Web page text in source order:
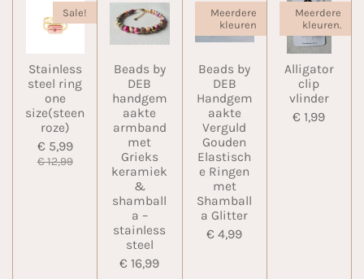
Sale!
Stainless
steel ring
one
size(steen
roze)
€ 5,99
€ 12,99
Beads by
DEB
handgem
aakte
armband
met
Grieks
keramiek
&
shamball
a –
stainless
steel
€ 16,99
Meerdere
kleuren
Beads by
DEB
Handgem
aakte
Verguld
Gouden
Elastisch
e Ringen
met
Shamball
a Glitter
€ 4,99
Meerdere
kleuren.
Alligator
clip
vlinder
€ 1,99